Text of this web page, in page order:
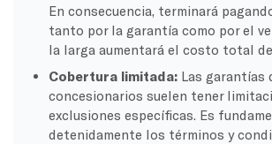
En consecuencia, terminará
tanto por la garantía como por el
la larga aumentará el costo total de
Cobertura limitada: Las garantías
concesionarios suelen tener
exclusiones específicas. Es
detenidamente los términos y